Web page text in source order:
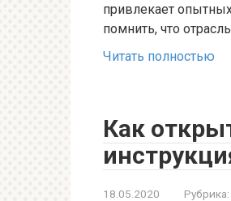
привлекает
помнить, что
Читать полностью
Как
18.05.2020 Рубрика: